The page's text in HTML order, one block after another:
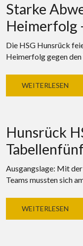
Starke
Heimerfolg
Die HSG Hunsrück
Heimerfolg gegen
WEITERLESEN
Hunsrück
Ausgangslage: Mit
Teams mussten sich
WEITERLESEN